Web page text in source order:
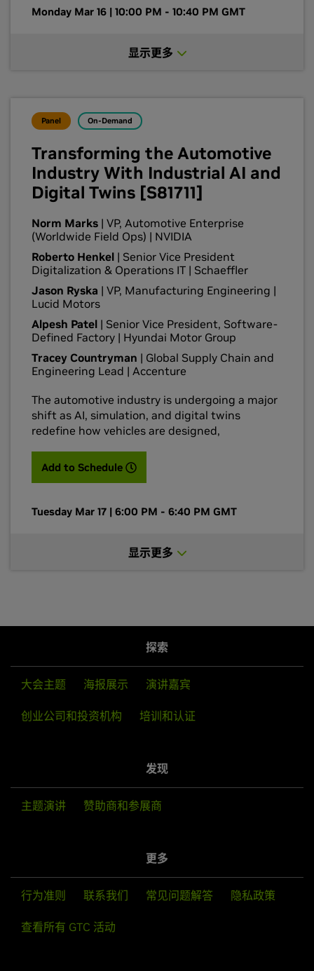
complex real-world scenarios with greater
self-improving loop powered by NVIDIA
discuss how NVIDIA is building an open
ecosystem to empower partners in developing
next-generation, robotaxi-ready autonomous
vehicles.
Monday Mar 16 | 10:00 PM - 10:40 PM GMT
显示更多
Panel On-Demand
Transforming the Automotive
Industry With Industrial AI and
Digital Twins [S81711]
Norm Marks | VP, Automotive Enterprise
(Worldwide Field Ops) | NVIDIA
Roberto Henkel | Senior Vice President
Digitalization & Operations IT | Schaeffler
Jason Ryska | VP, Manufacturing Engineering |
Lucid Motors
Alpesh Patel | Senior Vice President, Software-
Defined Factory | Hyundai Motor Group
Tracey Countryman | Global Supply Chain and
Engineering Lead | Accenture
The automotive industry is undergoing a major
shift as AI, simulation, and digital twins
redefine how vehicles are designed,
automakers move to AI-enabled, data-driven
development pipelines, they’re unlocking new
across the vehicle life cycle. In this panel,
development environments, large-scale digital
end-to-end pipeline, along with insights on
industry transformation.
Add to Schedule (opens in a new tab)
Tuesday Mar 17 | 6:00 PM - 6:40 PM GMT
显示更多
探索
大会主题 海报展示 演讲嘉宾
创业公司和投资机构 培训和认证
发现
主题演讲 赞助商和参展商
更多
行为准则 联系我们 常见问题解答 隐私政策
查看所有 GTC 活动